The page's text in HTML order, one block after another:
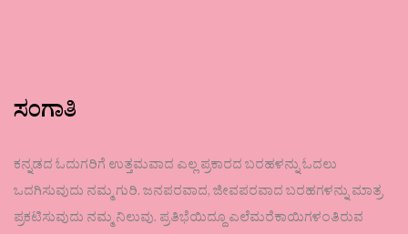
ಸಂಗಾತಿ
ಕನ್ನಡದ ಓದುಗರಿಗೆ ಉತ್ತಮವಾದ ಎಲ್ಲ ಪ್ರಕಾರದ ಬರಹಳನ್ನು ಓದಲು
ಒದಗಿಸುವುದು ನಮ್ಮ ಗುರಿ. ಜನಪರವಾದ, ಜೀವಪರವಾದ ಬರಹಗಳನ್ನು ಮಾತ್ರ
ಪ್ರಕಟಿಸುವುದು ನಮ್ಮ ನಿಲುವು. ಪ್ರತಿಭೆಯಿದ್ದೂ ಎಲೆಮರೆಕಾಯಿಗಳಂತಿರುವ